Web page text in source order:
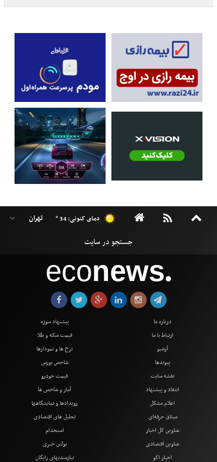
دمای کنونی: 34 °
econews●
درباره ما
ارتباط با ما
آرشیو
پیوندها
نقشه سایت
انتقاد و پیشنهاد
اعلام مشکل
میثاق حرفه‌ای
پیشنهاد سوژه
قیمت سکه و طلا
نرخ ها و نمودارها
شاخص بورس
قیمت خودرو
آمار و شاخص ها
رویدادها و نمایشگاهها
تحلیل های اقتصادی
عناوین کل اخبار
عناوین اقتصادی
اخبار اکو
استخدام
بولتن خبری
نیازمندیهای رایگان